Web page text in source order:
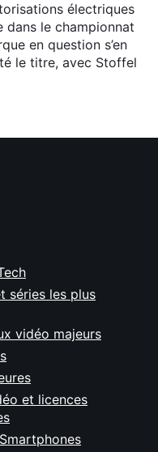
électriques
dans le championnat
en question s’en
le titre, avec Stoffel
séries les plus
vidéo majeurs
et licences